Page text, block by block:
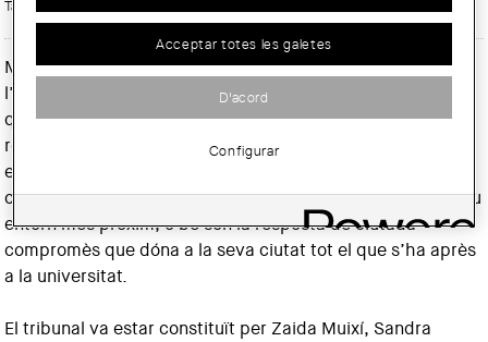
Tarja digital:
Mostra de projectes de final de carrera d’alumnes de
l’ETSAB, amb el denominador comú d’haver estat
qualificats pel mateix tribunal. Alguns dels projectes són el
resultat d’experiències viscudes arreu del món com a
estudiants (Índia, Àfrica i Brasil), d’altres sorgeixen de les
oportunitats que com a veïns/es van saber descobrir al seu
entorn més pròxim, o bé són la resposta de ciutadà
compromès que dóna a la seva ciutat tot el que s’ha après
a la universitat.
El tribunal va estar constituït per Zaida Muixí, Sandra
Acceptar totes les galetes
D'acord
Configurar